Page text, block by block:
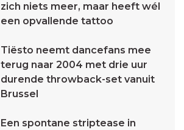
zich niets meer, maar heeft wél
een opvallende tattoo
Tiësto neemt dancefans mee
terug naar 2004 met drie uur
durende throwback-set vanuit
Brussel
Een spontane striptease in